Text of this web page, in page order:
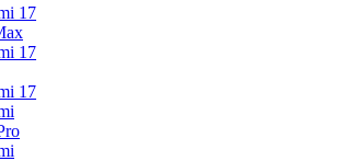
17
17
17